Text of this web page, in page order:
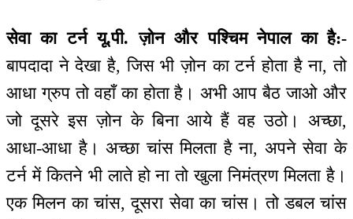
सेवा का टर्न यू.पी. ज़ोन और पश्चिम नेपाल का है:-
बापदादा ने देखा है, जिस भी ज़ोन का टर्न होता है ना, तो
आधा ग्रुप तो वहाँ का होता है। अभी आप बैठ जाओ और
जो दूसरे इस ज़ोन के बिना आये हैं वह उठो। अच्छा,
आधा-आधा है। अच्छा चांस मिलता है ना, अपने सेवा के
टर्न में कितने भी लाते हो ना तो खुला निमंत्रण मिलता है।
एक मिलन का चांस, दूसरा सेवा का चांस। तो डबल चांस